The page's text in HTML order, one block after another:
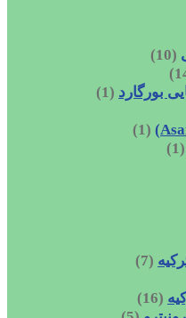
(10)
بورگارد (1)
(1)
(1)
(7)
(16)